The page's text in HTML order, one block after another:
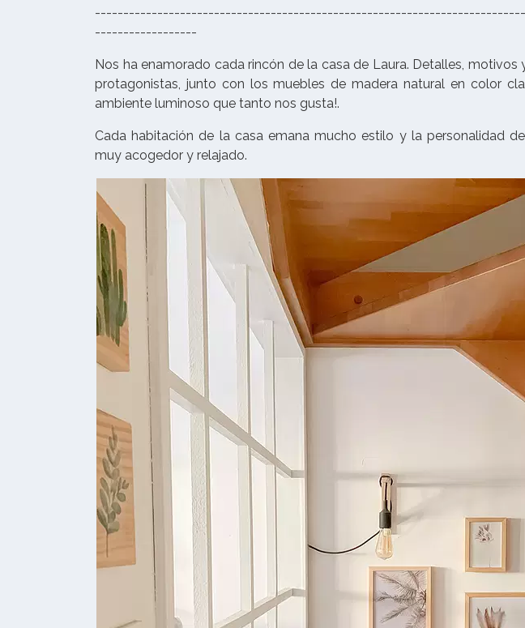
------------------
Nos ha enamorado cada rincón de la casa de Laura. Detalles, motivos
protagonistas, junto con los muebles de madera natural en color
ambiente luminoso que tanto nos gusta!.
Cada habitación de la casa emana mucho estilo y la personalidad
muy acogedor y relajado.